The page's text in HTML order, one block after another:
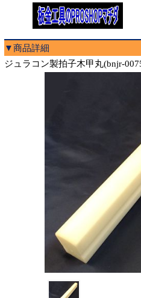
▼商品詳細
ジュラコン製拍子木甲丸(bnjr-